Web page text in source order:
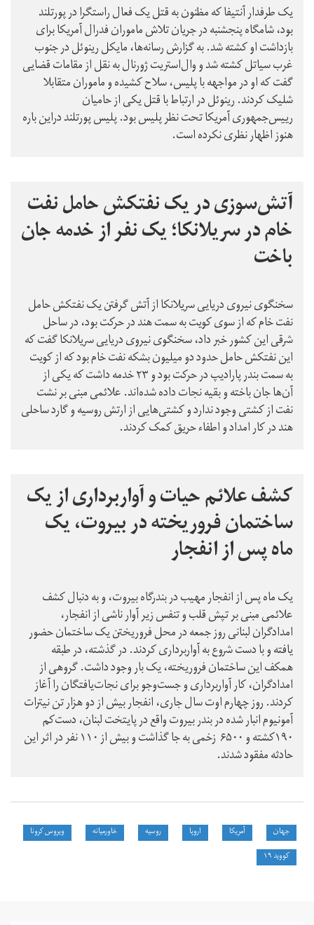
یک طرفدار آنتیفا که مظنون به قتل یک فعال راستگرا در پورتلند
بود، شامگاه پنجشنبه در جریان تلاش ماموران فدرال آمریکا برای
بازداشت او کشته شد. به گزارش رسانه‌ها، مایکل رینوئل در جنوب
غرب سیاتل کشته شد و وال‌استریت ژورنال به نقل از مقامات قضایی
گفت که او در مواجهه با پلیس، سلاح کشیده و ماموران متقابلا
شلیک کردند. رینوئل در ارتباط با قتل یکی از حامیان
رییس‌جمهوری آمریکا تحت نظر پلیس بود. پلیس پورتلند دراین‌‌ باره
هنوز اظهار نظری نکرده است.
آتش‌سوزی در یک نفتکش حامل نفت
خام در سریلانکا؛ یک نفر از خدمه جان
باخت
سخنگوی نیروی دریایی سریلانکا از آتش گرفتن یک نفتکش حامل
نفت خام که از سوی کویت به سمت هند در حرکت بود، در ساحل
شرقی این کشور خبر داد، سخنگوی نیروی دریایی سریلانکا گفت که
این نفتکش حامل حدود دو میلیون بشکه نفت خام بود که از کویت
به سمت بندر پارادیپ در حرکت بود و ۲۳ خدمه داشت که یکی از
آن‌ها جان باخته و بقیه نجات داده شده‌اند. علائمی مبنی بر نشت
نفت از کشتی وجود ندارد و کشتی‌هایی از ارتش روسیه و گارد ساحلی
هند در کار امداد و اطفاء حریق کمک کردند.
کشف علائم حیات و آواربرداری از یک
ساختمان فروریخته در بیروت، یک
ماه پس از انفجار
یک ماه پس از انفجار مهیب در بندرگاه بیروت، و به دنبال کشف
علائمی مبنی بر تپش قلب و تنفس زیر آوار ناشی از انفجار،
امدادگران لبنانی روز جمعه در محل فروریختن یک ساختمان حضور
یافته و با دست شروع به آواربرداری کردند. در گذشته، در طبقه
همکف این ساختمان فروریخته، یک بار وجود داشت. گروهی از
امدادگران، کار آواربرداری و جست‌وجو برای نجات‌یافتگان را آغاز
کردند. روز چهارم اوت سا‌ل جاری، انفجار بیش از دو هزار تن نیترات
آمونیوم انبار شده در بندر بیروت واقع در پایتخت لبنان، دست‌کم
۱۹۰کشته و ۶۵۰۰ زخمی به جا گذاشت و بیش از ۱۱۰ نفر در اثر این
حادثه مفقود شدند.
جهان آمریکا اروپا روسیه خاورمیانه
ویروس کرونا
کووید ۱۹